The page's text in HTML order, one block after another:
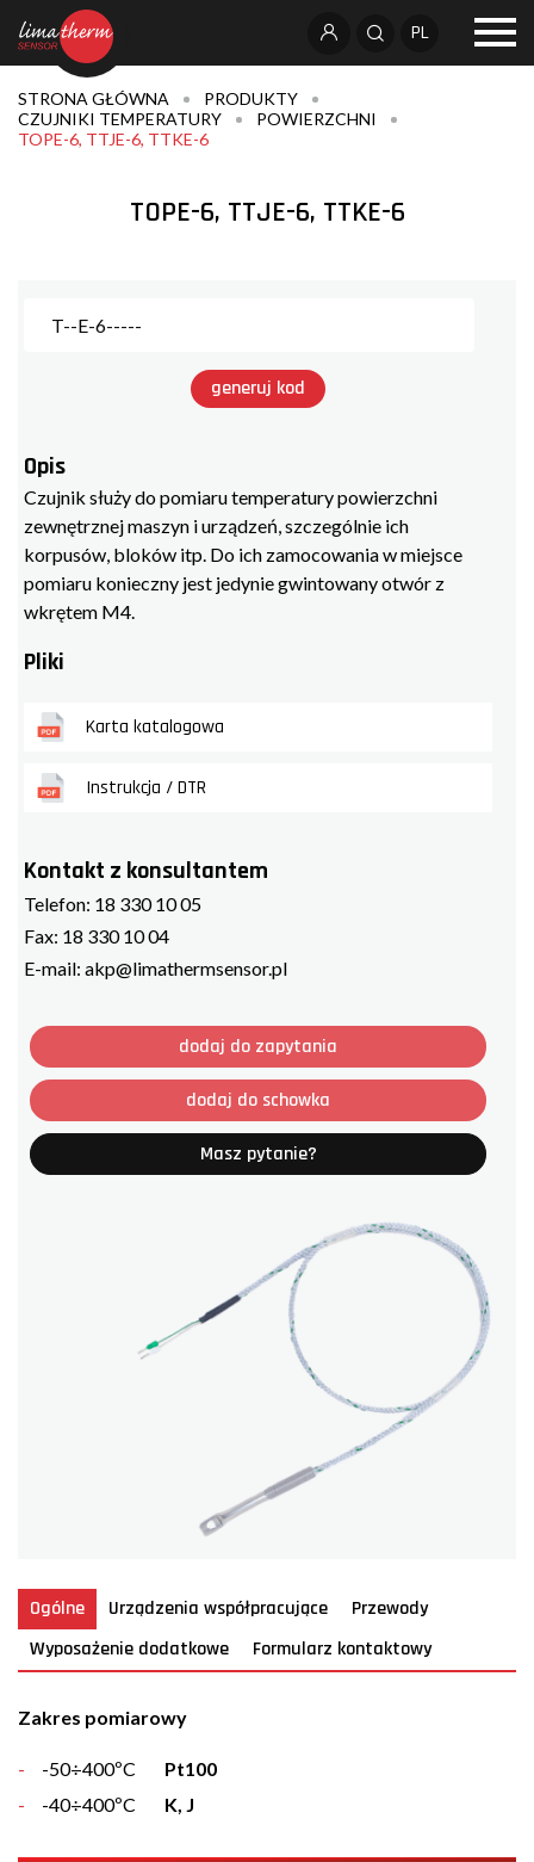
PL
STRONA GŁÓWNA
PRODUKTY
CZUJNIKI TEMPERATURY
POWIERZCHNI
TOPE-6, TTJE-6, TTKE-6
TOPE-6, TTJE-6, TTKE-6
generuj kod
Opis
Czujnik służy do pomiaru temperatury powierzchni
zewnętrznej maszyn i urządzeń, szczególnie ich
korpusów, bloków itp. Do ich zamocowania w miejsce
pomiaru konieczny jest jedynie gwintowany otwór z
wkrętem M4.
Pliki
Karta katalogowa
Instrukcja / DTR
Kontakt z konsultantem
Telefon: 18 330 10 05
Fax: 18 330 10 04
E-mail: akp@limathermsensor.pl
dodaj do zapytania
dodaj do schowka
Masz pytanie?
Ogólne Urządzenia współpracujące
Przewody
Wyposażenie dodatkowe
Formularz kontaktowy
Zakres pomiarowy
-50÷400ºC Pt100
-40÷400ºC K, J